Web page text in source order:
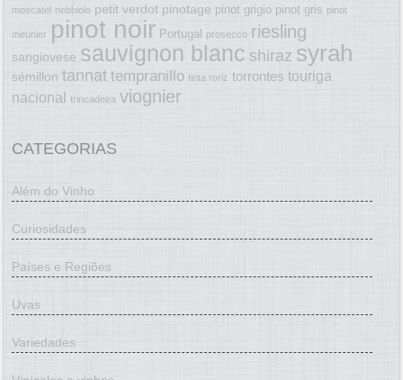
moscatel nebbiolo petit verdot pinotage pinot grigio pinot gris pinot
meunier pinot noir Portugal prosecco riesling
sangiovese sauvignon blanc shiraz syrah
sémillon tannat tempranillo tinta roriz torrontes touriga
nacional trincadeira viognier
CATEGORIAS
Além do Vinho
Curiosidades
Países e Regiões
Uvas
Variedades